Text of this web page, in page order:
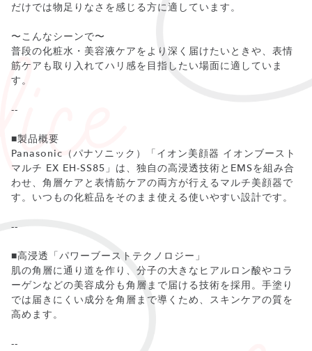
だけでは物足りなさを感じる方に適しています。
〜こんなシーンで〜
普段の化粧水・美容液ケアをより深く届けたいときや、表情
筋ケアも取り入れてハリ感を目指したい場面に適していま
す。
--
■製品概要
Panasonic（パナソニック）「イオン美顔器 イオンブースト
マルチ EX EH-SS85」は、独自の高浸透技術とEMSを組み合
わせ、角層ケアと表情筋ケアの両方が行えるマルチ美顔器で
す。いつもの化粧品をそのまま使える使いやすい設計です。
--
■高浸透「パワーブーストテクノロジー」
肌の角層に通り道を作り、分子の大きなヒアルロン酸やコラ
ーゲンなどの美容成分も角層まで届ける技術を採用。手塗り
では届きにくい成分を角層まで導くため、スキンケアの質を
高めます。
--